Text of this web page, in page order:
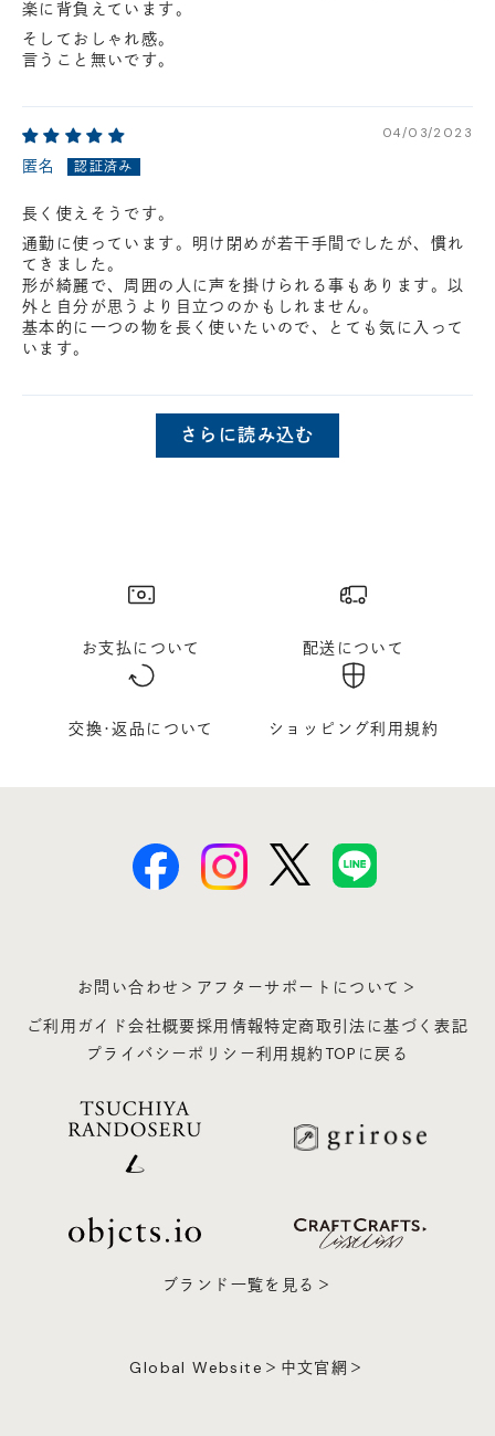
楽に背負えています。
そしておしゃれ感。
言うこと無いです。
04/03/2023
匿名
長く使えそうです。
通勤に使っています。明け閉めが若干手間でしたが、慣れ
てきました。
形が綺麗で、周囲の人に声を掛けられる事もあります。以
外と自分が思うより目立つのかもしれません。
基本的に一つの物を長く使いたいので、とても気に入って
います。
さらに読み込む
お支払について 配送について
交換･返品について ショッピング利用規約
お問い合わせ＞ アフターサポートについて＞
ご利用ガイド会社概要採用情報特定商取引法に基づく表記
プライバシーポリシー利用規約 TOPに戻る
ブランド一覧を見る＞
Global Website＞ 中文官網＞